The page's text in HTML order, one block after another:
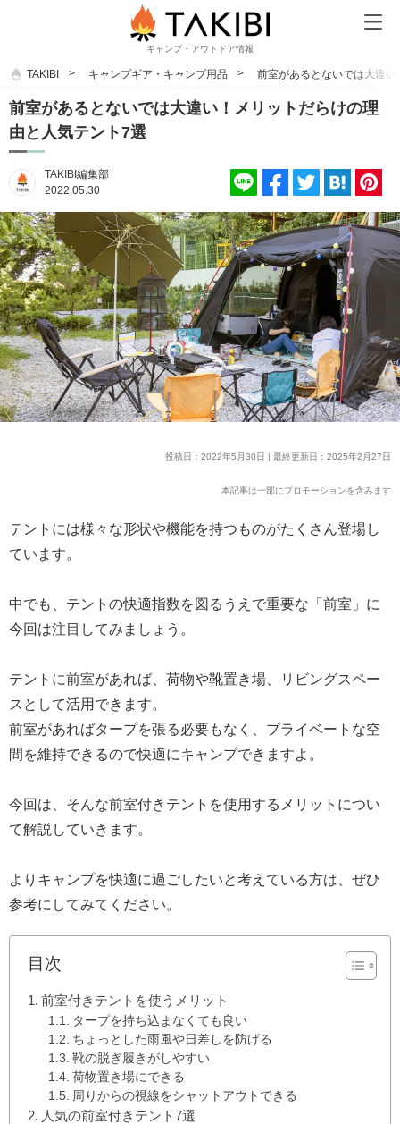
キャンプ・アウトドア情報
TAKIBI キャンプギア・キャンプ用品 前室があるとないでは大違
前室があるとないでは大違い！メリットだらけの理
由と人気テント7選
TAKIBI編集部
2022.05.30
投稿日：2022年5月30日 | 最終更新日：2025年2月27日
本記事は一部にプロモーションを含みます
テントには様々な形状や機能を持つものがたくさん登場し
ています。
中でも、テントの快適指数を図るうえで重要な「前室」に
今回は注目してみましょう。
テントに前室があれば、荷物や靴置き場、リビングスペー
スとして活用できます。
前室があればタープを張る必要もなく、プライベートな空
間を維持できるので快適にキャンプできますよ。
今回は、そんな前室付きテントを使用するメリットについ
て解説していきます。
よりキャンプを快適に過ごしたいと考えている方は、ぜひ
参考にしてみてください。
目次
前室付きテントを使うメリット
タープを持ち込まなくても良い
ちょっとした雨風や日差しを防げる
靴の脱ぎ履きがしやすい
荷物置き場にできる
周りからの視線をシャットアウトできる
人気の前室付きテント7選